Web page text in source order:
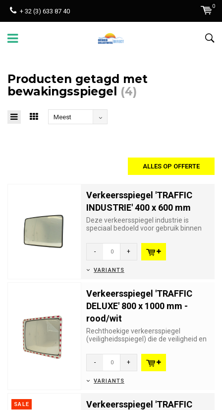
+ 32 (3) 633 87 40
0
Producten getagd met
bewakingsspiegel (4)
Meest
ALLES OP OFFERTE
Verkeersspiegel 'TRAFFIC
INDUSTRIE' 400 x 600 mm
Deze verkeersspiegel industrie is
speciaal bedoeld voor gebruik binnen
- +
VARIANTS
Verkeersspiegel 'TRAFFIC
DELUXE' 800 x 1000 mm -
rood/wit
Rechthoekige verkeersspiegel
(veiligheidsspiegel) die de veiligheid en
- +
VARIANTS
SALE
Verkeersspiegel 'TRAFFIC